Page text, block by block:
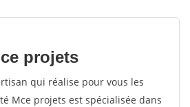
votes
projets
qui réalise pour vous les
Mce projets est spécialisée dans